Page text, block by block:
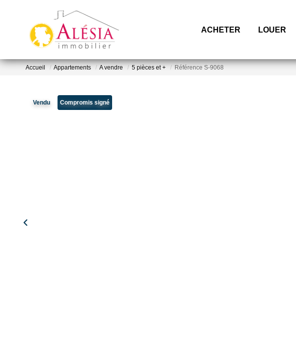
ACHETER LOUER
Accueil Appartements A vendre 5 pièces et + Référence S-9068
Vendu Compromis signé